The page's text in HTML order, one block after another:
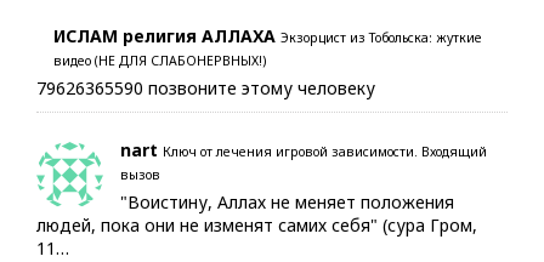
ИСЛАМ религия АЛЛАХА Экзорцист из Тобольска: жуткие
видео (НЕ ДЛЯ СЛАБОНЕРВНЫХ!)
79626365590 позвоните этому человеку
nart Ключ от лечения игровой зависимости. Входящий
вызов
"Воистину, Аллах не меняет положения
людей, пока они не изменят самих себя" (сура Гром,
11…